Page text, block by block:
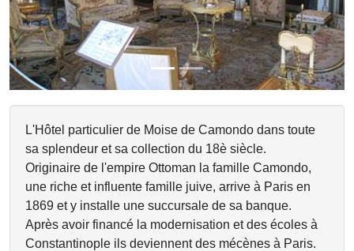
L'Hôtel particulier de Moise de Camondo dans toute
sa splendeur et sa collection du 18è siècle.
Originaire de l'empire Ottoman la famille Camondo,
une riche et influente famille juive, arrive à Paris en
1869 et y installe une succursale de sa banque.
Après avoir financé la modernisation et des écoles à
Constantinople ils deviennent des mécènes à Paris.